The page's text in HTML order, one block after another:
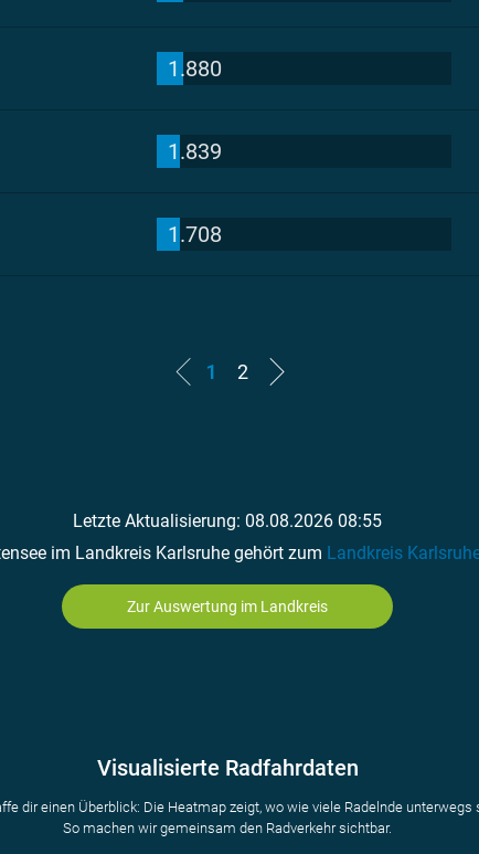
1.880
1.839
1.708
1 2
Letzte Aktualisierung: 08.08.2026 08:55
im Landkreis Karlsruhe gehört zum Landkreis
Zur Auswertung im Landkreis
Visualisierte Radfahrdaten
dir einen Überblick: Die Heatmap zeigt, wo wie viele Radelnde unterwegs
So machen wir gemeinsam den Radverkehr sichtbar.